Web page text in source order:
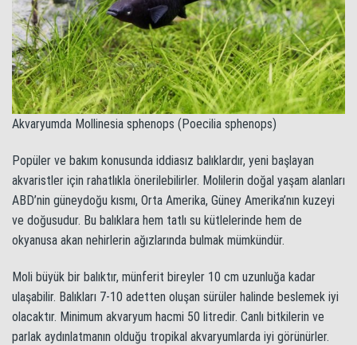
Akvaryumda Mollinesia sphenops (Poecilia sphenops)
Popüler ve bakım konusunda iddiasız balıklardır, yeni başlayan
akvaristler için rahatlıkla önerilebilirler. Molilerin doğal yaşam alanları
ABD’nin güneydoğu kısmı, Orta Amerika, Güney Amerika’nın kuzeyi
ve doğusudur. Bu balıklara hem tatlı su kütlelerinde hem de
okyanusa akan nehirlerin ağızlarında bulmak mümkündür.
Moli büyük bir balıktır, münferit bireyler 10 cm uzunluğa kadar
ulaşabilir. Balıkları 7-10 adetten oluşan sürüler halinde beslemek iyi
olacaktır. Minimum akvaryum hacmi 50 litredir. Canlı bitkilerin ve
parlak aydınlatmanın olduğu tropikal akvaryumlarda iyi görünürler.